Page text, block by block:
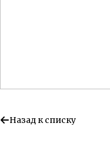
Назад к списку